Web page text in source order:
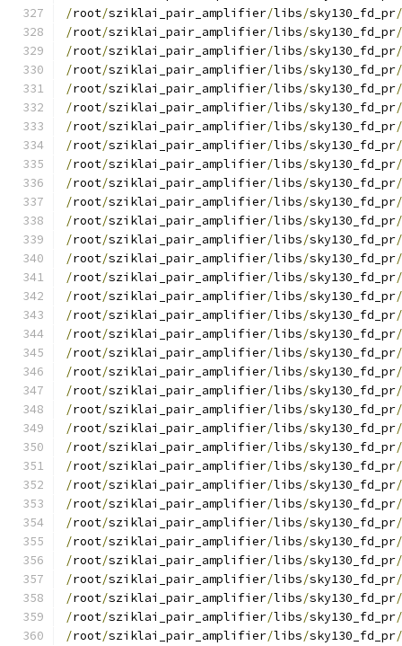
/root/sziklai_pair_amplifier/libs/sky130_fd_pr/
/root/sziklai_pair_amplifier/libs/sky130_fd_pr/
/root/sziklai_pair_amplifier/libs/sky130_fd_pr/
/root/sziklai_pair_amplifier/libs/sky130_fd_pr/
/root/sziklai_pair_amplifier/libs/sky130_fd_pr/
/root/sziklai_pair_amplifier/libs/sky130_fd_pr/
/root/sziklai_pair_amplifier/libs/sky130_fd_pr/
/root/sziklai_pair_amplifier/libs/sky130_fd_pr/
/root/sziklai_pair_amplifier/libs/sky130_fd_pr/
/root/sziklai_pair_amplifier/libs/sky130_fd_pr/
/root/sziklai_pair_amplifier/libs/sky130_fd_pr/
/root/sziklai_pair_amplifier/libs/sky130_fd_pr/
/root/sziklai_pair_amplifier/libs/sky130_fd_pr/
/root/sziklai_pair_amplifier/libs/sky130_fd_pr/
/root/sziklai_pair_amplifier/libs/sky130_fd_pr/
/root/sziklai_pair_amplifier/libs/sky130_fd_pr/
/root/sziklai_pair_amplifier/libs/sky130_fd_pr/
/root/sziklai_pair_amplifier/libs/sky130_fd_pr/
/root/sziklai_pair_amplifier/libs/sky130_fd_pr/
/root/sziklai_pair_amplifier/libs/sky130_fd_pr/
/root/sziklai_pair_amplifier/libs/sky130_fd_pr/
/root/sziklai_pair_amplifier/libs/sky130_fd_pr/
/root/sziklai_pair_amplifier/libs/sky130_fd_pr/
/root/sziklai_pair_amplifier/libs/sky130_fd_pr/
/root/sziklai_pair_amplifier/libs/sky130_fd_pr/
/root/sziklai_pair_amplifier/libs/sky130_fd_pr/
/root/sziklai_pair_amplifier/libs/sky130_fd_pr/
/root/sziklai_pair_amplifier/libs/sky130_fd_pr/
/root/sziklai_pair_amplifier/libs/sky130_fd_pr/
/root/sziklai_pair_amplifier/libs/sky130_fd_pr/
/root/sziklai_pair_amplifier/libs/sky130_fd_pr/
/root/sziklai_pair_amplifier/libs/sky130_fd_pr/
/root/sziklai_pair_amplifier/libs/sky130_fd_pr/
/root/sziklai_pair_amplifier/libs/sky130_fd_pr/